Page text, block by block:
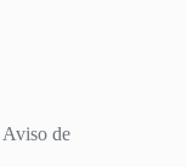
Aviso de